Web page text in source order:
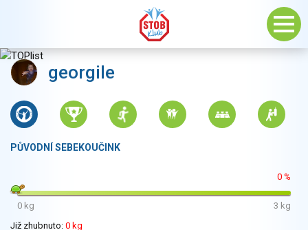
georgile
PŮVODNÍ SEBEKOUČINK
0 %
0 kg
3 kg
Již zhubnuto: 0 kg